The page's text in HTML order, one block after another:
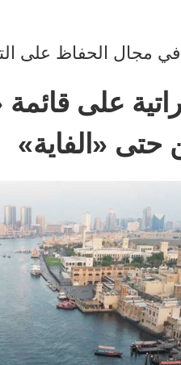
في مجال الحفاظ على
على
حتى «الفاية»